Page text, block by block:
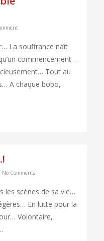
La souffrance naît
commencement…
Tout au
A chaque bobo,
No Comments
les scènes de sa vie…
En lutte pour la
Volontaire,